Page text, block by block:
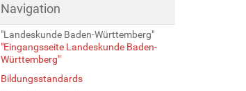
Navigation
"Landeskunde Baden-Württemberg"
"Eingangsseite Landeskunde Baden-
Württemberg"
Bildungsstandards